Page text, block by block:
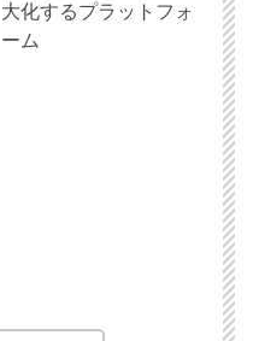
大化するプラットフォ
ーム